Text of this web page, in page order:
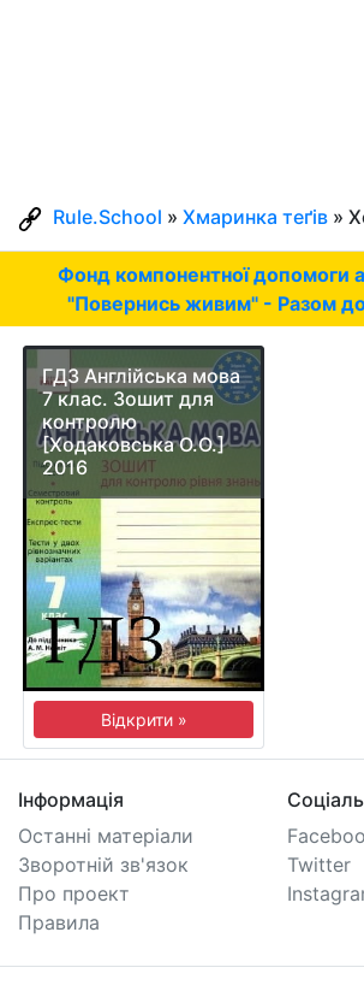
Rule.School » Хмаринка теґів »
Фонд компонентної допомоги
"Повернись живим" - Разом
ГДЗ Англійська мова
7 клас. Зошит для
контролю
[Ходаковська О.О.]
2016
Відкрити »
Інформація
Останні матеріали
Зворотній зв'язок
Про проект
Правила
Twitter